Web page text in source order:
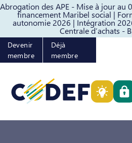
Abrogation des APE - Mise à jour au
financement Maribel social |
autonomie 2026 | Intégration
Centrale d’achats -
Passer au contenuPasser
Devenir
membre
Déjà
membre